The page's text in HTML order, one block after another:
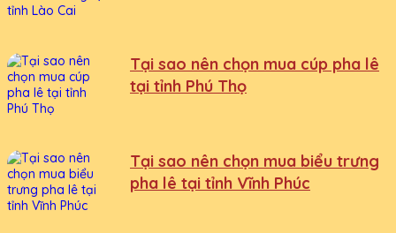
Tại sao nên chọn mua cúp pha lê
tại tỉnh Phú Thọ
Tại sao nên chọn mua biểu trưng
pha lê tại tỉnh Vĩnh Phúc